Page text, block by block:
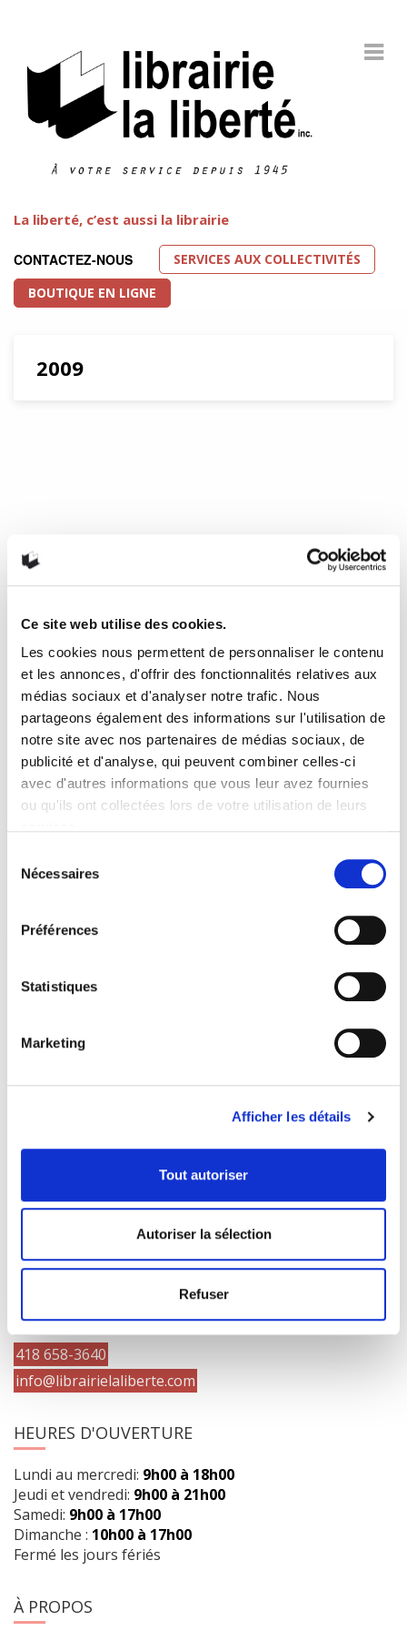
Ce site web utilise des cookies.
Les cookies nous permettent de personnaliser le contenu
et les annonces, d'offrir des fonctionnalités relatives aux
médias sociaux et d'analyser notre trafic. Nous
partageons également des informations sur l'utilisation de
notre site avec nos partenaires de médias sociaux, de
publicité et d'analyse, qui peuvent combiner celles-ci
avec d'autres informations que vous leur avez fournies
ou qu'ils ont collectées lors de votre utilisation de leurs
Nécessaires
Préférences
Statistiques
Marketing
Afficher les détails
Tout autoriser
Autoriser la sélection
Refuser
La liberté, c’est aussi la librairie
CONTACTEZ-NOUS
SERVICES AUX COLLECTIVITÉS
BOUTIQUE EN LIGNE
2009
m’immiscer ainsi dans les coulisses de la vie commune de
ces deux personnalités publiques? S’arrêter à cet inconfort
reviendrait toutefois à négliger l’aspect littéraire de ces
l’écriture qu’elles entrainent. On s’abandonne peu à peu à
leur lecture pour réaliser que la relation qu’entretiennent les
deux artistes est un projet tout aussi prenant et important
que la carrière musicale de Pauline ou l’engagement
politique de Gérald.
7 juin 2019 0 Like
COORDONNÉES
1073 route de l'Église, Québec, QC G1V 3W2
Obtenir l’itinéraire
418 658-3640
info@librairielaliberte.com
HEURES D'OUVERTURE
Lundi au mercredi: 9h00 à 18h00
Jeudi et vendredi: 9h00 à 21h00
Samedi: 9h00 à 17h00
Dimanche : 10h00 à 17h00
Fermé les jours fériés
À PROPOS